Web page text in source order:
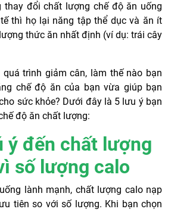
thay đổi chất lượng chế độ ăn uống
thì họ lại năng tập thể dục và ăn ít
thức ăn nhất định (ví dụ: trái cây
trình giảm cân, làm thế nào bạn
chế độ ăn của bạn vừa giúp bạn
sức khỏe? Dưới đây là 5 lưu ý bạn
độ ăn chất lượng:
ý đến chất lượng
số lượng calo
lành mạnh, chất lượng calo nạp
tiên so với số lượng. Khi bạn chọn